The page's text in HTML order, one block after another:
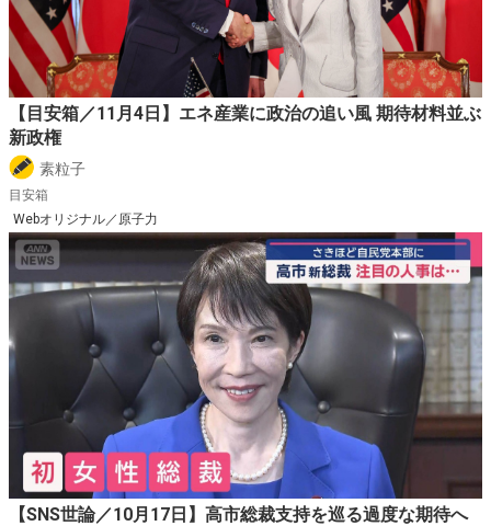
【目安箱／11月4日】エネ産業に政治の追い風 期待材料並ぶ
新政権
素粒子
目安箱
Webオリジナル／原子力
【SNS世論／10月17日】高市総裁支持を巡る過度な期待へ